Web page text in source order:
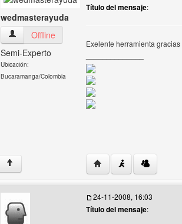
wedmasterayuda
wedmasterayuda Ver perfil del usuario
Offline
Semi-Experto
Ubicación:
Bucaramanga/Colombia
Título del mensaje:
Exelente herramienta
↑ Visitar sitio web del
24-11-2008, 16:03
Título del mensaje: